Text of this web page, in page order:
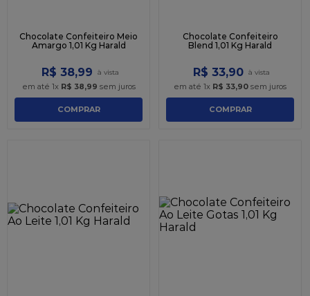
Chocolate Confeiteiro Meio
Amargo 1,01 Kg Harald
R$ 38,99
em até 1x R$ 38,99 sem juros
COMPRAR
Chocolate Confeiteiro
Blend 1,01 Kg Harald
R$ 33,90
em até 1x R$ 33,90 sem juros
COMPRAR